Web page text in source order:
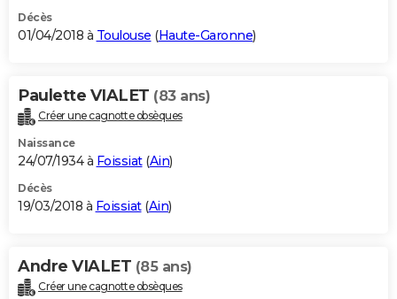
Décès
01/04/2018 à Toulouse (Haute-Garonne)
Paulette VIALET (83 ans)
Créer une cagnotte obsèques
Naissance
24/07/1934 à Foissiat(Ain)
Décès
19/03/2018 à Foissiat(Ain)
Andre VIALET (85 ans)
Créer une cagnotte obsèques